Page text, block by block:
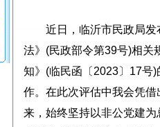
近日，临沂市民政局
法》(民政部令第39号)相关
知》(临民函〔2023〕17号
作。在此次评估中我会凭
来，始终坚持以非公党建